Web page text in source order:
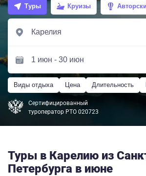
Туры Круизы
Виды отдыха Цена Длительность
Сертифицированный
туроператор РТО 020723
Туры в Карелию из
Петербурга в июне